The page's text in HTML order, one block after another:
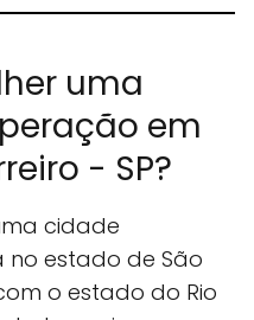
uma
em
- SP?
cidade
estado de São
o estado do Rio